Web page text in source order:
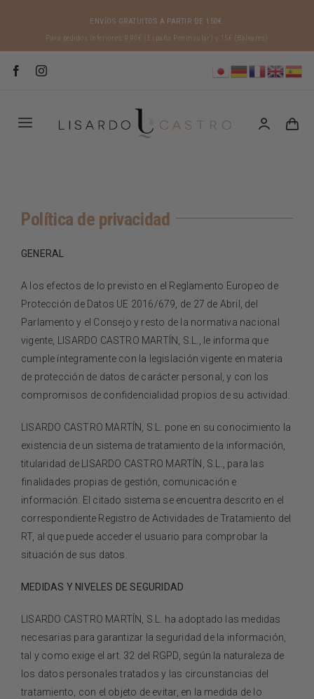
ENVÍOS GRATUITOS A PARTIR DE 150€.
Para pedidos inferiores: 9,90€ (España Peninsular) y 15€ (Baleares)
Toggle
LISARDO CASTRO
EXPERIENCIAS GASTRONÓMICAS
TIENDA
Política de privacidad
GENERAL
A los efectos de lo previsto en el Reglamento Europeo de
Protección de Datos UE 2016/679, de 27 de Abril, del
Parlamento y el Consejo y resto de la normativa nacional
vigente, LISARDO CASTRO MARTÍN, S.L., le informa que
cumple íntegramente con la legislación vigente en materia
de protección de datos de carácter personal, y con los
compromisos de confidencialidad propios de su actividad.
LISARDO CASTRO MARTÍN, S.L. pone en su conocimiento la
existencia de un sistema de tratamiento de la información,
titularidad de LISARDO CASTRO MARTÍN, S.L., para las
finalidades propias de gestión, comunicación e
información. El citado sistema se encuentra descrito en el
correspondiente Registro de Actividades de Tratamiento del
RT, al que puede acceder el usuario para comprobar la
situación de sus datos.
MEDIDAS Y NIVELES DE SEGURIDAD
LISARDO CASTRO MARTÍN, S.L. ha adoptado las medidas
necesarias para garantizar la seguridad de la información,
tal y como exige el art. 32 del RGPD, según la naturaleza de
los datos personales tratados y las circunstancias del
tratamiento, con el objeto de evitar, en la medida de lo